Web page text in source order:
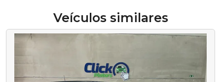
Veículos similares